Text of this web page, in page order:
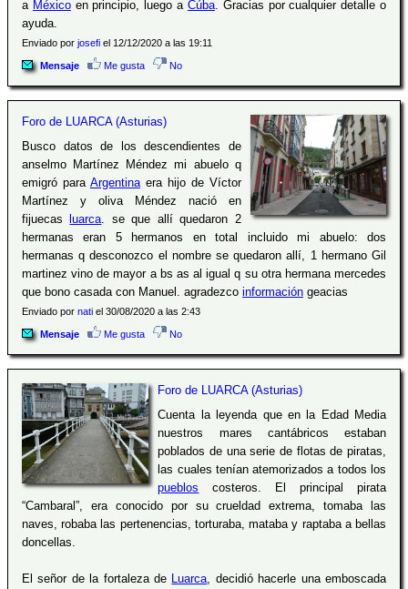
a Méxicoen principio, luego a Cúba. Gracias por cualquier detalle o
ayuda.
Enviado por josefi el 12/12/2020 a las 19:11
Mensaje Me gusta No
Foro de LUARCA (Asturias)
Busco datos de los descendientes de
anselmo Martínez Méndez mi abuelo q
emigró para Argentinaera hijo de Víctor
Martínez y oliva Méndez nació en
fijuecas
luarca. se que allí quedaron 2
hermanas eran 5 hermanos en total incluido mi abuelo: dos
hermanas q desconozco el nombre se quedaron allí, 1 hermano Gil
martinez vino de mayor a bs as al igual q su otra hermana mercedes
que bono casada con Manuel. agradezco información geacias
Enviado por nati el 30/08/2020 a las 2:43
Mensaje Me gusta No
Foro de LUARCA (Asturias)
Cuenta la leyenda que en la Edad Media
nuestros mares cantábricos estaban
poblados de una serie de flotas de piratas,
las cuales tenían atemorizados a todos los
pueblos costeros. El principal pirata
“Cambaral”, era conocido por su crueldad extrema, tomaba las
naves, robaba las pertenencias, torturaba, mataba y raptaba a bellas
doncellas.
El señor de la fortaleza de Luarca, decidió hacerle una emboscada